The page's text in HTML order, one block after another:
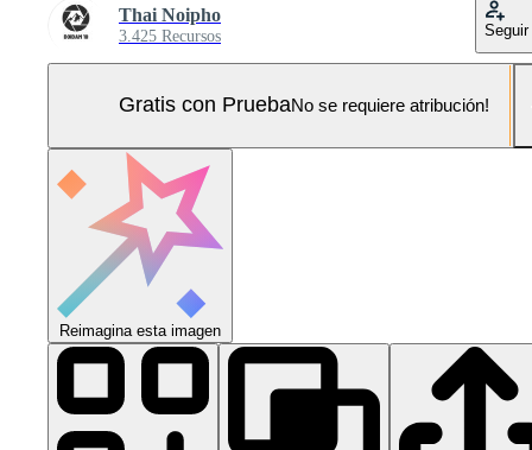
Thai Noipho
3.425 Recursos Seguir
Gratis con PruebaNo se requiere atribución!
Reimagina esta imagen